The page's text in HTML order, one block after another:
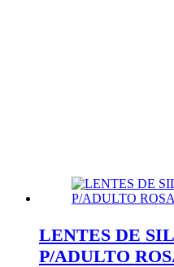
LENTES DE
P/ADULTO